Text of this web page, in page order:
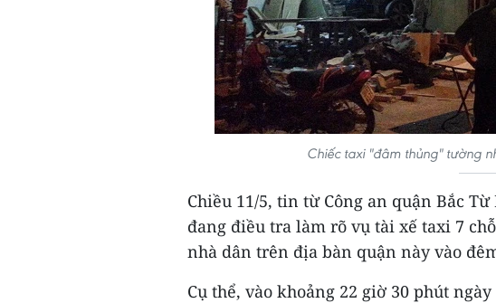
Chiếc taxi "đâm thủng" tường
Chiều 11/5, tin từ Công an quận Bắc
đang điều tra làm rõ vụ tài xế taxi 7
nhà dân trên địa bàn quận này vào
Cụ thể, vào khoảng 22 giờ 30 phút